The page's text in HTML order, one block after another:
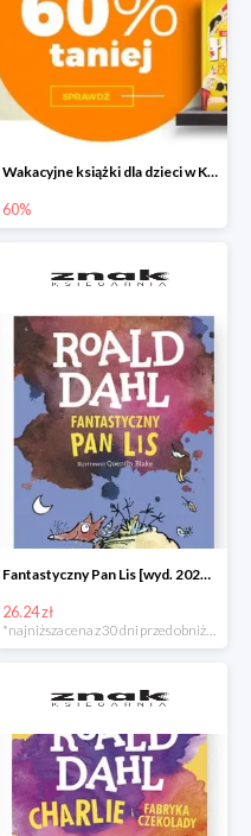
Wakacyjne książki dla dzieci w Księgarni Znak do -60%
60%
Fantastyczny Pan Lis [wyd. 2020] Roald Dahl -25%
26.24 zł
*najniższa cena z 30 dni przed obniżką